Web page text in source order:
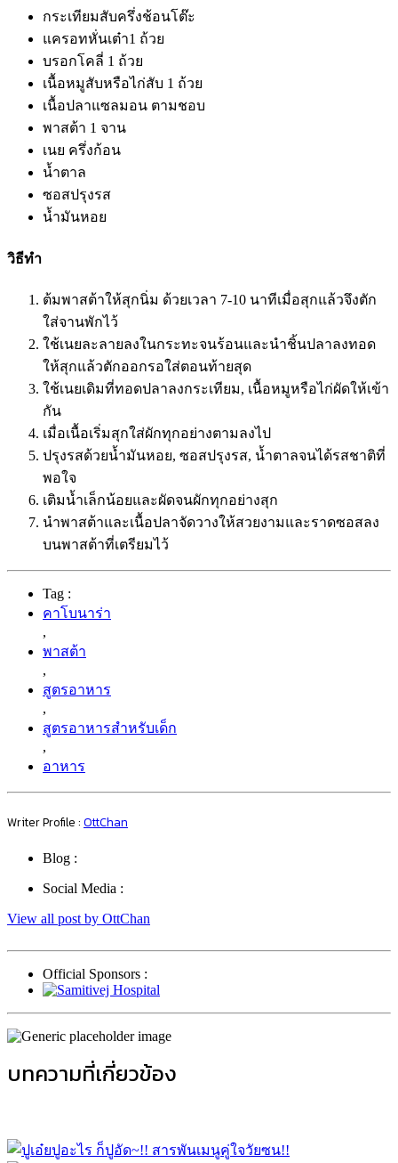
กระเทียมสับครึ่งช้อนโต๊ะ
แครอทหั่นเต๋า1 ถ้วย
บรอกโคลี่ 1 ถ้วย
เนื้อหมูสับหรือไก่สับ 1 ถ้วย
เนื้อปลาแซลมอน ตามชอบ
พาสต้า 1 จาน
เนย ครึ่งก้อน
น้ำตาล
ซอสปรุงรส
น้ำมันหอย
วิธีทำ
ต้มพาสต้าให้สุกนิ่ม ด้วยเวลา 7-10 นาทีเมื่อสุกแล้วจึงตัก
ใส่จานพักไว้
ใช้เนยละลายลงในกระทะจนร้อนและนำชิ้นปลาลงทอด
ให้สุกแล้วตักออกรอใส่ตอนท้ายสุด
ใช้เนยเดิมที่ทอดปลาลงกระเทียม, เนื้อหมูหรือไก่ผัดให้เข้า
กัน
เมื่อเนื้อเริ่มสุกใส่ผักทุกอย่างตามลงไป
ปรุงรสด้วยน้ำมันหอย, ซอสปรุงรส, น้ำตาลจนได้รสชาติที่
พอใจ
เติมน้ำเล็กน้อยและผัดจนผักทุกอย่างสุก
นำพาสต้าและเนื้อปลาจัดวางให้สวยงามและราดซอสลง
บนพาสต้าที่เตรียมไว้
Tag :
คาโบนาร่า
,
พาสต้า
,
สูตรอาหาร
,
สูตรอาหารสำหรับเด็ก
,
อาหาร
Writer Profile : OttChan
Blog :
Social Media :
View all post by OttChan
Official Sponsors :
บทความที่เกี่ยวข้อง